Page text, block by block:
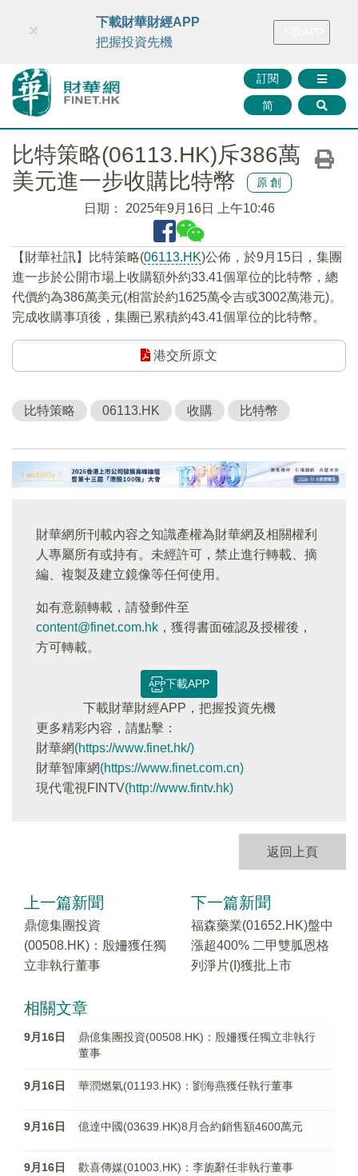
財華智庫網 FINTV FINMETA 財華證券 媒體矩陣
訂閱
简
×
下載財華財經APP
把握投資先機
比特策略(06113.HK)斥386萬
美元進一步收購比特幣
原創
日期： 2025年9月16日 上午10:46
【財華社訊】比特策略(06113.HK)公佈，於9月15日，集團
進一步於公開市場上收購額外約33.41個單位的比特幣，總
代價約為386萬美元(相當於約1625萬令吉或3002萬港元)。
完成收購事項後，集團已累積約43.41個單位的比特幣。
港交所原文
比特策略 06113.HK 收購 比特幣
財華網所刊載內容之知識產權為財華網及相關權利
人專屬所有或持有。未經許可，禁止進行轉載、摘
編、複製及建立鏡像等任何使用。
如有意願轉載，請發郵件至
content@finet.com.hk ，獲得書面確認及授權後，
方可轉載。
下載APP
下載財華財經APP，把握投資先機
更多精彩内容，請點擊：
財華網(https://www.finet.hk/)
財華智庫網(https://www.finet.com.cn)
現代電視FINTV(http://www.fintv.hk)
返回上頁
上一篇新聞
鼎億集團投資
(00508.HK)：殷姍獲任獨
立非執行董事
下一篇新聞
福森藥業(01652.HK)盤中
漲超400% 二甲雙胍恩格
列淨片(I)獲批上市
相關文章
9月16日
鼎億集團投資(00508.HK)：殷姍獲任獨立非執行
董事
9月16日 華潤燃氣(01193.HK)：劉海燕獲任執行董事
9月16日 億達中國(03639.HK)8月合約銷售額4600萬元
9月16日 歡喜傳媒(01003.HK)：李旎辭任非執行董事